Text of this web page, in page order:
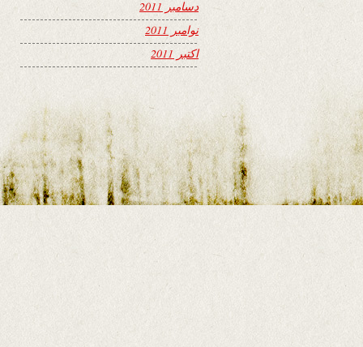
دسامبر 2011
نوامبر 2011
اکتبر 2011